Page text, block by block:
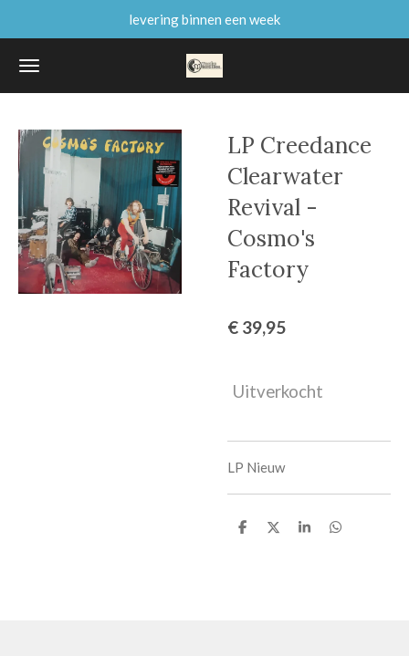
naar
de
levering binnen een week
LP Creedance
Clearwater
Revival -
Cosmo's
Factory
€ 39,95
Uitverkocht
LP Nieuw
D
D
S
D